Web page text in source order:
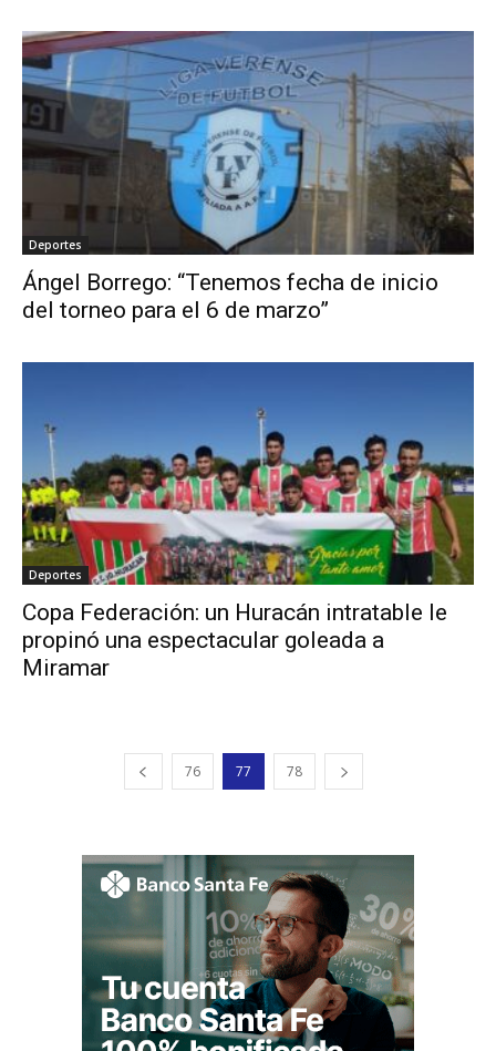
Deportes
Ángel Borrego: “Tenemos fecha de inicio
del torneo para el 6 de marzo”
Deportes
Copa Federación: un Huracán intratable le
propinó una espectacular goleada a
Miramar
76 77 78